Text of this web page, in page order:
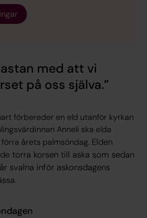
med att vi
på oss själva.
förbereder en eld utanför kyrkan
Anneli ska elda
årets palmsöndag. Elden
torra korsen till aska som sedan
svalna inför askonsdagens